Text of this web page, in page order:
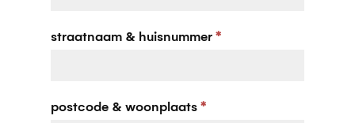
straatnaam & huisnummer*
postcode & woonplaats*